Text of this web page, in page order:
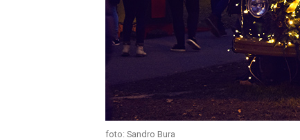
foto: Sandro Bura